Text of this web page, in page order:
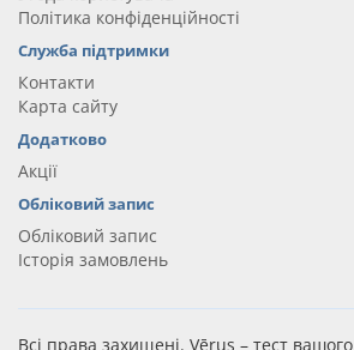
Політика конфіденційності
Служба підтримки
Контакти
Карта сайту
Додатково
Акції
Обліковий запис
Обліковий запис
Історія замовлень
Всі права захищені. Vērus – тест